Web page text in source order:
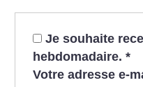
Je souhaite
hebdomadaire. *
Votre adresse e-